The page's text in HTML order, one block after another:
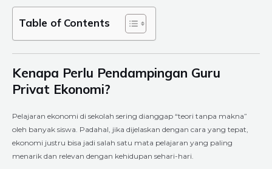
Table of Contents
Kenapa Perlu Pendampingan Guru
Privat Ekonomi?
Pelajaran ekonomi di sekolah sering dianggap “teori tanpa makna”
oleh banyak siswa. Padahal, jika dijelaskan dengan cara yang tepat,
ekonomi justru bisa jadi salah satu mata pelajaran yang paling
menarik dan relevan dengan kehidupan sehari-hari.